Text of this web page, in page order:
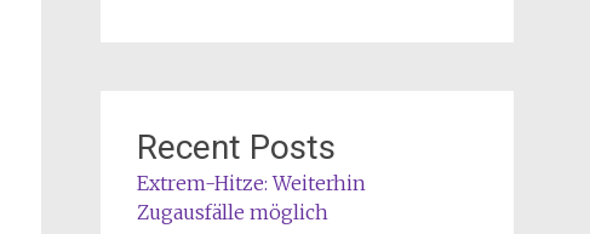
Recent Posts
Extrem-Hitze: Weiterhin
Zugausfälle möglich